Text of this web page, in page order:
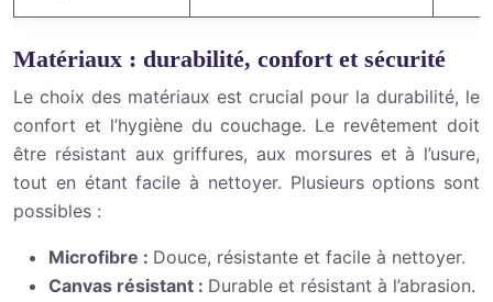
Matériaux : durabilité, confort et sécurité
Le choix des matériaux est crucial pour la durabilité, le
confort et l’hygiène du couchage. Le revêtement doit
être résistant aux griffures, aux morsures et à l’usure,
tout en étant facile à nettoyer. Plusieurs options sont
possibles :
Microfibre : Douce, résistante et facile à nettoyer.
Canvas résistant : Durable et résistant à l’abrasion.